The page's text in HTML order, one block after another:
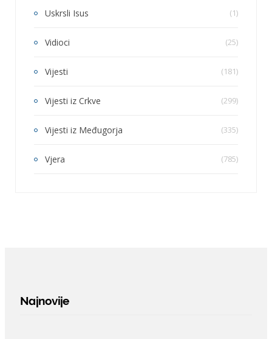
Uskrsli Isus (1)
Vidioci (25)
Vijesti (181)
Vijesti iz Crkve (299)
Vijesti iz Međugorja (335)
Vjera (785)
Najnovije